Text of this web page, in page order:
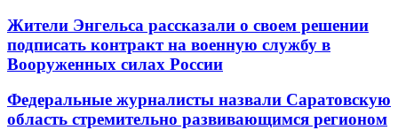
Жители Энгельса рассказали о своем решении
подписать контракт на военную службу в
Вооруженных силах России
Федеральные журналисты назвали Саратовскую
область стремительно развивающимся регионом